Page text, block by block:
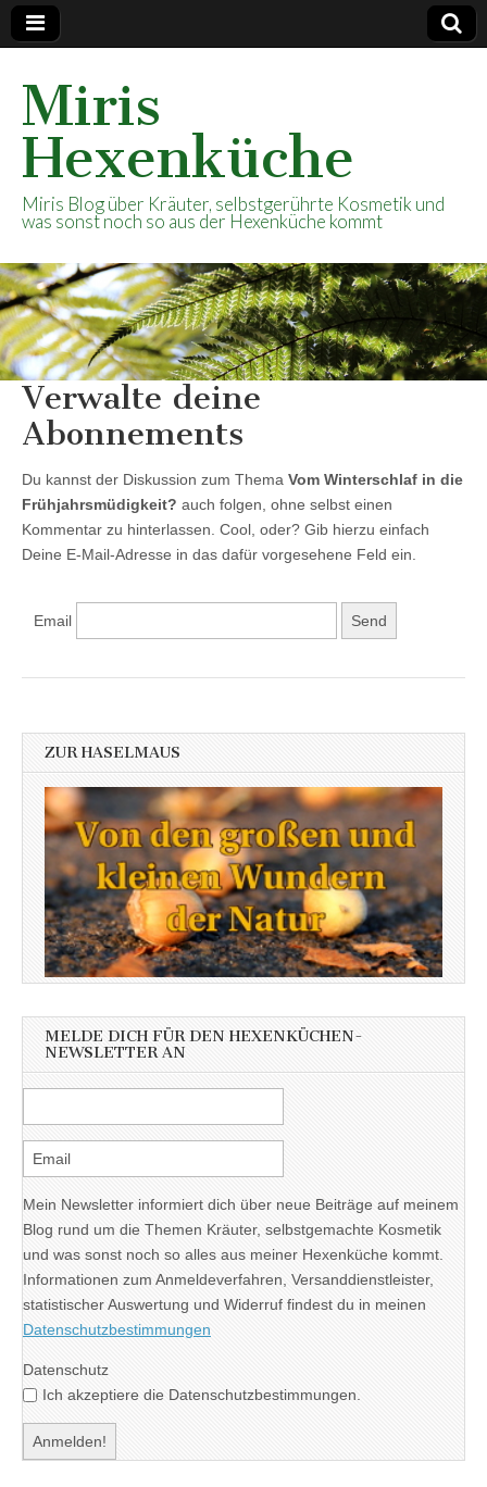
Miris
Hexenküche
Miris Blog über Kräuter, selbstgerührte Kosmetik und
was sonst noch so aus der Hexenküche kommt
Verwalte deine
Abonnements
Du kannst der Diskussion zum Thema Vom Winterschlaf in die
Frühjahrsmüdigkeit? auch folgen, ohne selbst einen
Kommentar zu hinterlassen. Cool, oder? Gib hierzu einfach
Deine E-Mail-Adresse in das dafür vorgesehene Feld ein.
Email
ZUR HASELMAUS
MELDE DICH FÜR DEN HEXENKÜCHEN-
NEWSLETTER AN
Mein Newsletter informiert dich über neue Beiträge auf meinem
Blog rund um die Themen Kräuter, selbstgemachte Kosmetik
und was sonst noch so alles aus meiner Hexenküche kommt.
Informationen zum Anmeldeverfahren, Versanddienstleister,
statistischer Auswertung und Widerruf findest du in meinen
Datenschutzbestimmungen
Datenschutz
Ich akzeptiere die Datenschutzbestimmungen.